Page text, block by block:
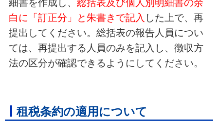
細書を作成し、 総括表及び個人別明細書の余
白に「訂正分」と朱書きで記入 した上で、再
提出してください。総括表の報告人員につい
ては、再提出する人員のみを記入し、徴収方
法の区分が確認できるようにしてください。
租税条約の適用について